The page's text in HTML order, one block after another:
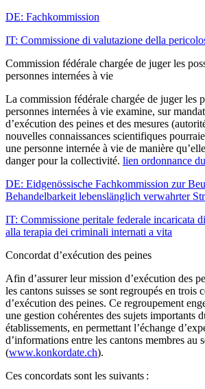
DE: Fachkommission
IT: Commissione di valutazione della
Commission fédérale chargée de juger les
personnes internées à vie
La commission fédérale chargée de juger les
personnes internées à vie examine, sur
d’exécution des peines et des mesures
nouvelles connaissances scientifiques
une personne internée à vie de manière
danger pour la collectivité. lien ordonnance
DE: Eidgenössische Fachkommission zur
Behandelbarkeit lebenslänglich verwahrter
IT: Commissione peritale federale incaricata
alla terapia dei criminali internati a vita
Concordat d’exécution des peines
Afin d’assurer leur mission d’exécution des
les cantons suisses se sont regroupés en trois
d’exécution des peines. Ce regroupement
une gestion cohérentes des sujets importants
établissements, en permettant l’échange
d’informations entre les cantons membres au
(www.konkordate.ch).
Ces concordats sont les suivants :